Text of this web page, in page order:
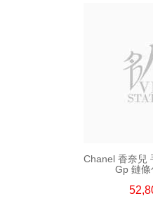
Chanel 香奈兒
Gp 鏈